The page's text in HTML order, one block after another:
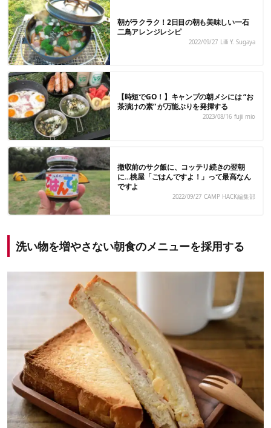
朝がラクラク！2日目の朝も美味しい一石
二鳥アレンジレシピ
2022/09/27 Lilli Y. Sugaya
【時短でGO！】キャンプの朝メシには “お
茶漬けの素” が万能ぶりを発揮する
2023/08/16 fujii mio
撤収前のサク飯に、コッテリ続きの翌朝
に…桃屋「ごはんですよ！」って最高なん
ですよ
2022/09/27 CAMP HACK編集部
洗い物を増やさない朝食のメニューを採用する